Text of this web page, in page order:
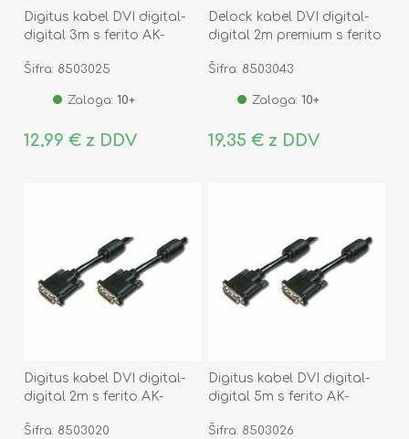
Digitus kabel DVI digital-
digital 3m s ferito AK-
Šifra: 8503025
Zaloga: 10+
12,99 € z DDV
Delock kabel DVI digital-
digital 2m premium s ferito
Šifra: 8503043
Zaloga: 10+
19,35 € z DDV
Digitus kabel DVI digital-
digital 2m s ferito AK-
Šifra: 8503020
Digitus kabel DVI digital-
digital 5m s ferito AK-
Šifra: 8503026